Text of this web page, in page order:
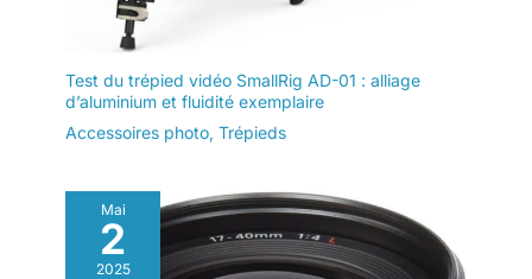
Test du trépied vidéo SmallRig AD-01 : alliage
d’aluminium et fluidité exemplaire
Accessoires photo, Trépieds
Mai
2
2025